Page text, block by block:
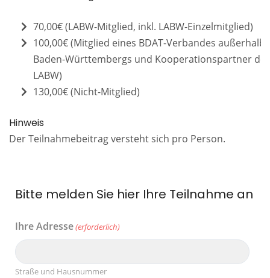
70,00€ (LABW-Mitglied, inkl. LABW-Einzelmitglied)
100,00€ (Mitglied eines BDAT-Verbandes außerhalb
Baden-Württembergs und Kooperationspartner des
LABW)
130,00€ (Nicht-Mitglied)
Hinweis
Der Teilnahmebeitrag versteht sich pro Person.
Bitte melden Sie hier Ihre Teilnahme an
Ihre Adresse(erforderlich)
Straße und Hausnummer